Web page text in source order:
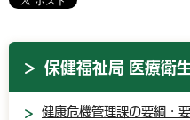
保健福祉局 医療衛
健康危機管理課の要綱・